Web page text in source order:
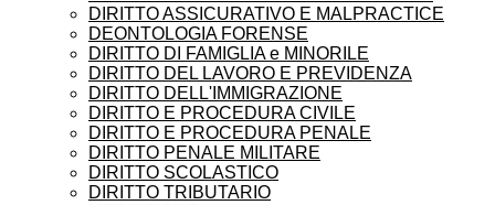
DIRITTO ASSICURATIVO E MALPRACTICE
DEONTOLOGIA FORENSE
DIRITTO DI FAMIGLIA e MINORILE
DIRITTO DEL LAVORO E PREVIDENZA
DIRITTO DELL'IMMIGRAZIONE
DIRITTO E PROCEDURA CIVILE
DIRITTO E PROCEDURA PENALE
DIRITTO PENALE MILITARE
DIRITTO SCOLASTICO
DIRITTO TRIBUTARIO